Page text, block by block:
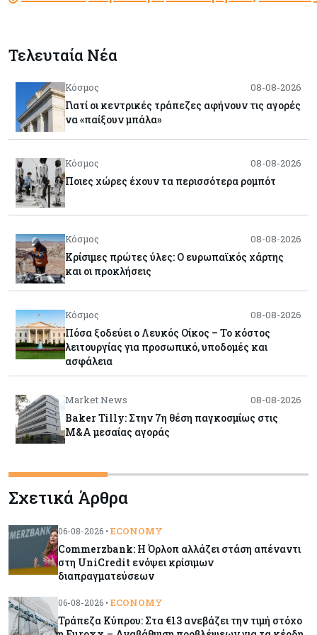
Τελευταία Νέα
Κόσμος 08-08-2026
Γιατί οι κεντρικές τράπεζες αφήνουν τις αγορές
να «παίξουν μπάλα»
Κόσμος 08-08-2026
Ποιες χώρες έχουν τα περισσότερα ρομπότ
Κόσμος 08-08-2026
Κρίσιμες πρώτες ύλες: Ο ευρωπαϊκός χάρτης
και οι προκλήσεις
Κόσμος 08-08-2026
Πόσα ξοδεύει ο Λευκός Οίκος – Το κόστος
λειτουργίας για προσωπικό, υποδομές και
ασφάλεια
Market News 08-08-2026
Baker Tilly: Στην 7η θέση παγκοσμίως στις
M&A μεσαίας αγοράς
Κύπρος 08-08-2026
Πιο ισχυρό το κυπριακό διαβατήριο το 2026
Ενέργεια 08-08-2026
Meridiam–GSI: Τι προκύπτει – και τι όχι – από
την απάντηση της Κομισιόν
Κόσμος 07-08-2026
Σχετικά Άρθρα
06-08-2026 • ECONOMY
Commerzbank: Η Όρλοπ αλλάζει στάση απέναντι
στη UniCredit ενόψει κρίσιμων
διαπραγματεύσεων
06-08-2026 • ECONOMY
Τράπεζα Κύπρου: Στα €13 ανεβάζει την τιμή στόχο